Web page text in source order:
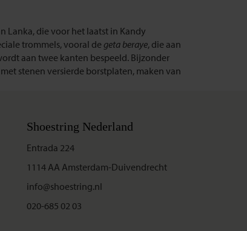
Lanka, die voor het laatst in Kandy
trommels, vooral de geta beraye, die aan
aan twee kanten bespeeld. Bijzonder
stenen versierde borstplaten, maken van
Shoestring Nederland
Entrada 224
1114 AA Amsterdam-Duivendrecht
info@shoestring.nl
020-685 02 03